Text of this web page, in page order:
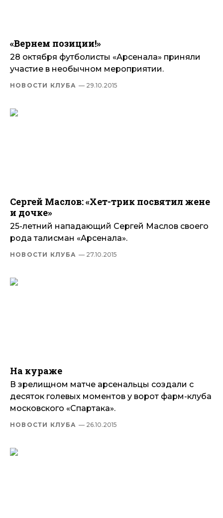
«Вернем позиции!»
28 октября футболисты «Арсенала» приняли
участие в необычном мероприятии.
НОВОСТИ КЛУБА — 29.10.2015
Сергей Маслов: «Хет-трик посвятил жене
и дочке»
25-летний нападающий Сергей Маслов своего
рода талисман «Арсенала».
НОВОСТИ КЛУБА — 27.10.2015
На кураже
В зрелищном матче арсенальцы создали с
десяток голевых моментов у ворот фарм-клуба
московского «Спартака».
НОВОСТИ КЛУБА — 26.10.2015